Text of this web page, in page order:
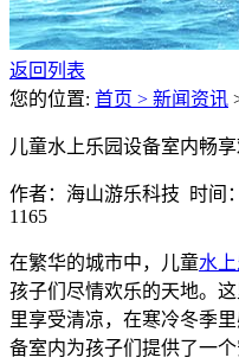
返回列表
您的位置: 首页 > 新闻资讯
儿童水上乐园设备室内畅
作者：海山游乐科技 时间
1165
在繁华的城市中，儿童水
孩子们尽情欢乐的天地。
里享受清凉，在寒冷冬季
备室内为孩子们提供了一